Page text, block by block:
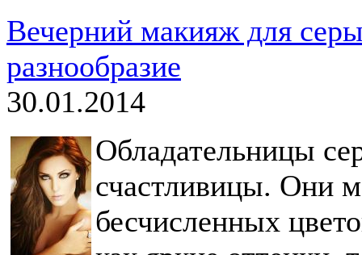
Вечерний макияж для
разнообразие
30.01.2014
Обладательницы
счастливицы. Они
бесчисленных